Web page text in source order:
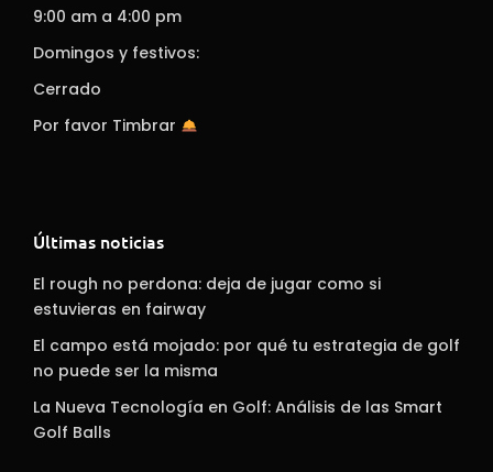
9:00 am a 4:00 pm
Domingos y festivos:
Cerrado
Por favor Timbrar
Últimas noticias
El rough no perdona: deja de jugar como si
estuvieras en fairway
El campo está mojado: por qué tu estrategia de golf
no puede ser la misma
La Nueva Tecnología en Golf: Análisis de las Smart
Golf Balls